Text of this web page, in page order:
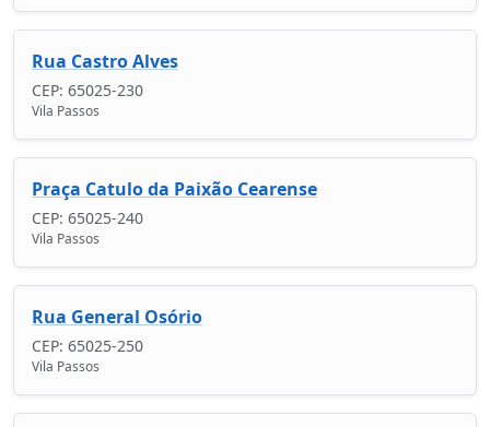
Rua Castro Alves
CEP: 65025-230
Vila Passos
Praça Catulo da Paixão Cearense
CEP: 65025-240
Vila Passos
Rua General Osório
CEP: 65025-250
Vila Passos